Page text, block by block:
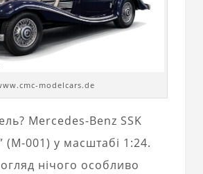
modelcars.de
Mercedes-Benz SSK
(M-001) у масштабі 1:24.
нічого особливо